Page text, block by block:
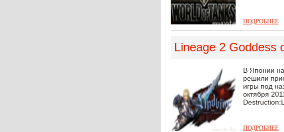
ПОДРОБНЕЕ
Lineage 2 Goddess
В Японии
решили
игры под
октября
ПОДРОБНЕЕ